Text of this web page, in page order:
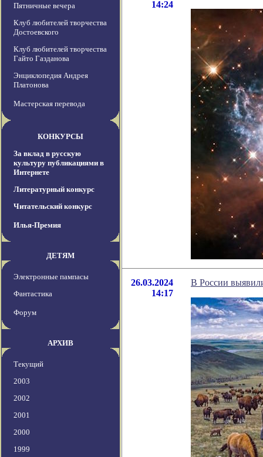
Пятничные вечера
Клуб любителей творчества
Достоевского
Клуб любителей творчества
Гайто Газданова
Энциклопедия Андрея
Платонова
Мастерская перевода
КОНКУРСЫ
За вклад в русскую
культуру публикациями в
Интернете
Литературный конкурс
Читательский конкурс
Илья-Премия
ДЕТЯМ
Электронные пампасы
Фантастика
Форум
АРХИВ
Текущий
2003
2002
2001
2000
1999
14:24
26.03.2024
14:17
В России